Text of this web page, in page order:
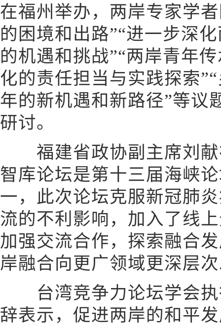
在福州举办，两岸专家学
的困境和出路”“进一步深
的机遇和挑战”“两岸青年
化的责任担当与实践探索
年的新机遇和新路径”等议
研讨。
福建省政协副主席刘献
智库论坛是第十三届海峡
一，此次论坛克服新冠肺
流的不利影响，加入了线
加强交流合作，探索融合
岸融合向更广领域更深层
台湾竞争力论坛学会执
辞表示，促进两岸的和平